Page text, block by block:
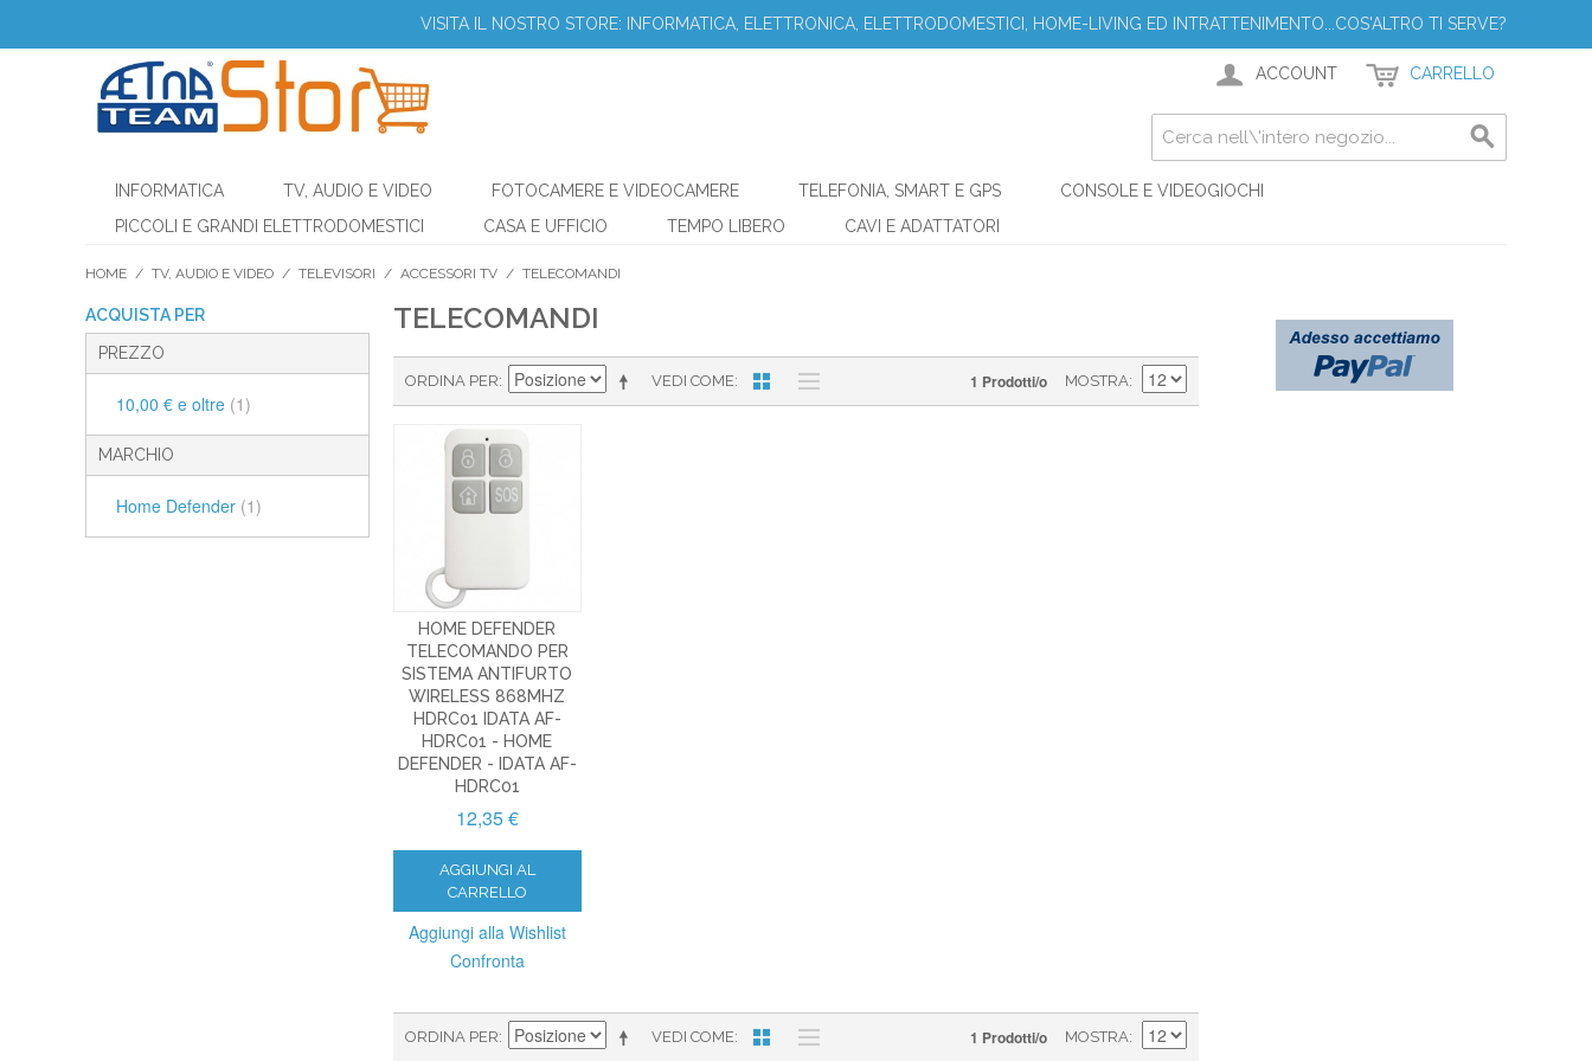
VISITA IL NOSTRO STORE: INFORMATICA, ELETTRONICA, ELETTRODOMESTICI, HOME-LIVING ED INTRATTENIMENTO...COS'ALTRO TI SERVE?
ACCOUNT CARRELLO
INFORMATICA TV, AUDIO E VIDEO FOTOCAMERE E VIDEOCAMERE TELEFONIA, SMART E GPS
CONSOLE E VIDEOGIOCHI
PICCOLI E GRANDI ELETTRODOMESTICI
CASA E UFFICIO TEMPO LIBERO CAVI E ADATTATORI
HOME / TV, AUDIO E VIDEO / TELEVISORI / ACCESSORI TV / TELECOMANDI
ACQUISTA PER
PREZZO
10,00 € e oltre (1)
MARCHIO
Home Defender (1)
TELECOMANDI
VEDI COME
ORDINA PER 1 Prodotti/o MOSTRA
HOME DEFENDER
TELECOMANDO PER
SISTEMA ANTIFURTO
WIRELESS 868MHZ
HDRC01 IDATA AF-
HDRC01 - HOME
DEFENDER - IDATA AF-
HDRC01
12,35 €
AGGIUNGI AL
CARRELLO
Aggiungi alla Wishlist
Confronta
VEDI COME
ORDINA PER 1 Prodotti/o MOSTRA